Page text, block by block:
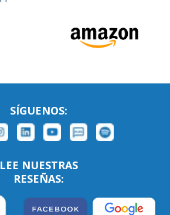
SÍGUENOS:
LEE NUESTRAS
RESEÑAS: